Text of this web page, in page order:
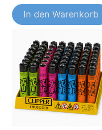
In den Warenkorb